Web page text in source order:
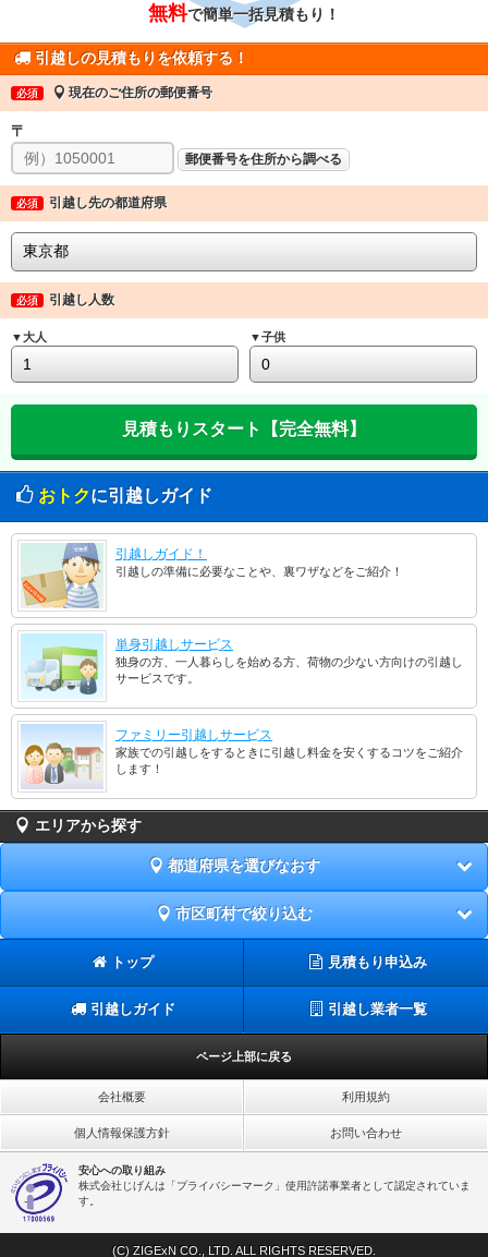
無料で簡単一括見積もり！
引越しの見積もりを依頼する！
必須 現在のご住所の郵便番号
〒
郵便番号を住所から調べる
必須 引越し先の都道府県
必須 引越し人数
▼大人 ▼子供
おトクに引越しガイド
引越しガイド！
引越しの準備に必要なことや、裏ワザなどをご紹介！
単身引越しサービス
独身の方、一人暮らしを始める方、荷物の少ない方向けの引越し
サービスです。
ファミリー引越しサービス
家族での引越しをするときに引越し料金を安くするコツをご紹介
します！
エリアから探す
都道府県を選びなおす
市区町村で絞り込む
トップ 見積もり申込み
引越しガイド 引越し業者一覧
ページ上部に戻る
会社概要 利用規約
個人情報保護方針 お問い合わせ
安心への取り組み
株式会社じげんは「プライバシーマーク」使用許諾事業者として認定されていま
す。
(C) ZIGExN CO., LTD. ALL RIGHTS RESERVED.